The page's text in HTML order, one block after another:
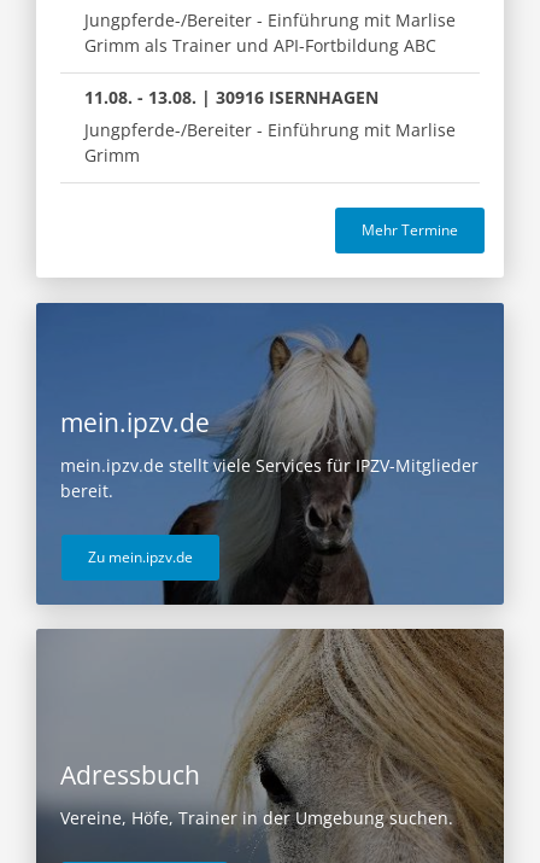
Jungpferde-/Bereiter - Einführung mit Marlise
Grimm als Trainer und API-Fortbildung ABC
11.08. - 13.08. | 30916 ISERNHAGEN
Jungpferde-/Bereiter - Einführung mit Marlise
Grimm
Mehr Termine
mein.ipzv.de
mein.ipzv.de stellt viele Services für IPZV-Mitglieder
bereit.
Zu mein.ipzv.de
Adressbuch
Vereine, Höfe, Trainer in der Umgebung suchen.